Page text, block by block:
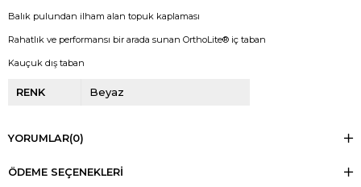
Balık pulundan ilham alan topuk kaplaması
Rahatlık ve performansı bir arada sunan OrthoLite® iç taban
Kauçuk dış taban
RENK Beyaz
YORUMLAR(0)
ÖDEME SEÇENEKLERI